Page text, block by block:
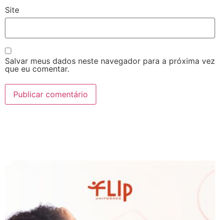
Site
Salvar meus dados neste navegador para a próxima vez
que eu comentar.